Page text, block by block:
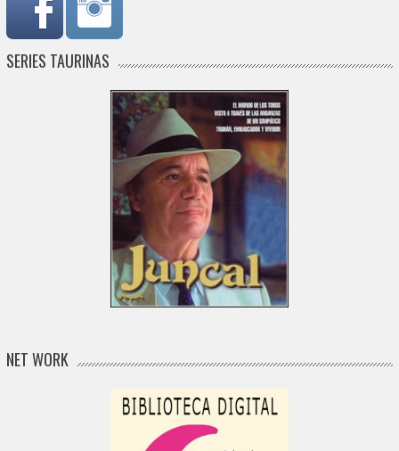
SERIES TAURINAS
NET WORK